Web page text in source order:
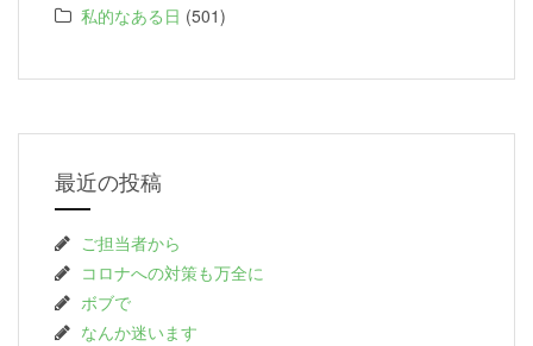
私的なある日 (501)
最近の投稿
ご担当者から
コロナへの対策も万全に
ボブで
なんか迷います